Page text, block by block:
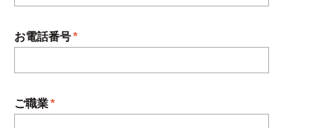
お電話番号*
ご職業*